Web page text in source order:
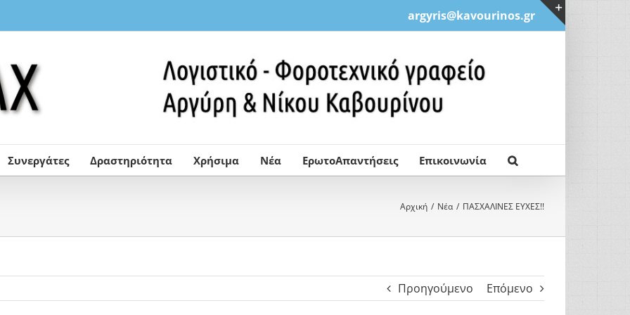
argyris@kavourinos.gr
Συνεργάτες Δραστηριότητα Χρήσιμα Νέα ΕρωτοΑπαντήσεις Επικοινωνία
Αρχική Νέα ΠΑΣΧΑΛΙΝΕΣ ΕΥΧΕΣ!!
Προηγούμενο Επόμενο
Toggle